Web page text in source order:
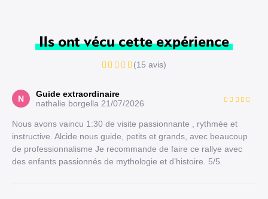
Ils ont vécu cette expérience
(15 avis)
N
Guide extraordinaire
nathalie borgella 21/07/2026
Nous avons vaincu 1:30 de visite passionnante , rythmée et
instructive. Alcide nous guide, petits et grands, avec beaucoup
de professionnalisme Je recommande de faire ce rallye avec
des enfants passionnés de mythologie et d’histoire. 5/5.